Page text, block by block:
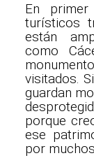
En
turísticos
están
como
visitados.
guardan
porque
ese
por